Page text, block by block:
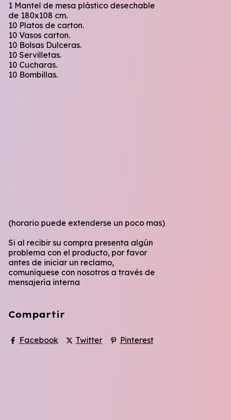
1 Mantel de mesa plástico desechable
de 180x108 cm.
10 Platos de carton.
10 Vasos carton.
10 Bolsas Dulceras.
10 Servilletas.
10 Cucharas.
10 Bombillas.
(horario puede extenderse un poco mas)
Si al recibir su compra presenta algún
problema con el producto, por favor
antes de iniciar un reclamo,
comuníquese con nosotros a través de
mensajería interna
Compartir
Facebook Twitter Pinterest